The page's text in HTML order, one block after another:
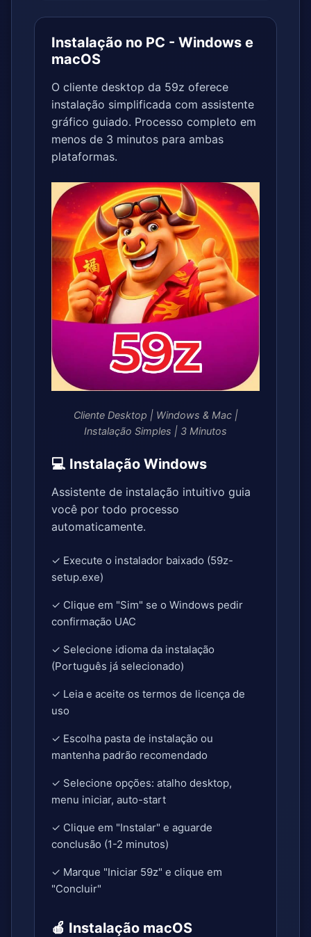
Instalação no PC - Windows e
macOS
O cliente desktop da 59z oferece
instalação simplificada com assistente
gráfico guiado. Processo completo em
menos de 3 minutos para ambas
plataformas.
Cliente Desktop | Windows & Mac |
Instalação Simples | 3 Minutos
💻 Instalação Windows
Assistente de instalação intuitivo guia
você por todo processo
automaticamente.
✓ Execute o instalador baixado (59z-
setup.exe)
✓ Clique em "Sim" se o Windows pedir
confirmação UAC
✓ Selecione idioma da instalação
(Português já selecionado)
✓ Leia e aceite os termos de licença de
uso
✓ Escolha pasta de instalação ou
mantenha padrão recomendado
✓ Selecione opções: atalho desktop,
menu iniciar, auto-start
✓ Clique em "Instalar" e aguarde
conclusão (1-2 minutos)
✓ Marque "Iniciar 59z" e clique em
"Concluir"
🍎 Instalação macOS